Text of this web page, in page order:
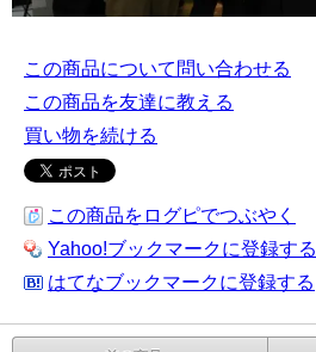
この商品について問い合わせる
この商品を友達に教える
買い物を続ける
この商品をログピでつぶやく
Yahoo!ブックマークに登録する
はてなブックマークに登録する